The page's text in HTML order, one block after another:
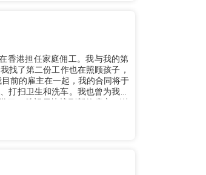
香港担任家庭佣工。我与我的第
找了第二份工作也在照顾孩子，
前的雇主在一起，我的合同将于
打扫卫生和洗车。我也曾为我的